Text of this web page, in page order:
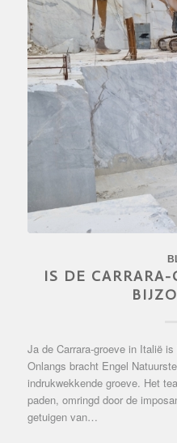
IS DE
Ja de Carrara-groeve in Italië
Onlangs bracht Engel
indrukwekkende groeve. Het
paden, omringd door de
getuigen van…